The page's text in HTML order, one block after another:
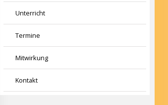
Unterricht
Termine
Mitwirkung
Kontakt